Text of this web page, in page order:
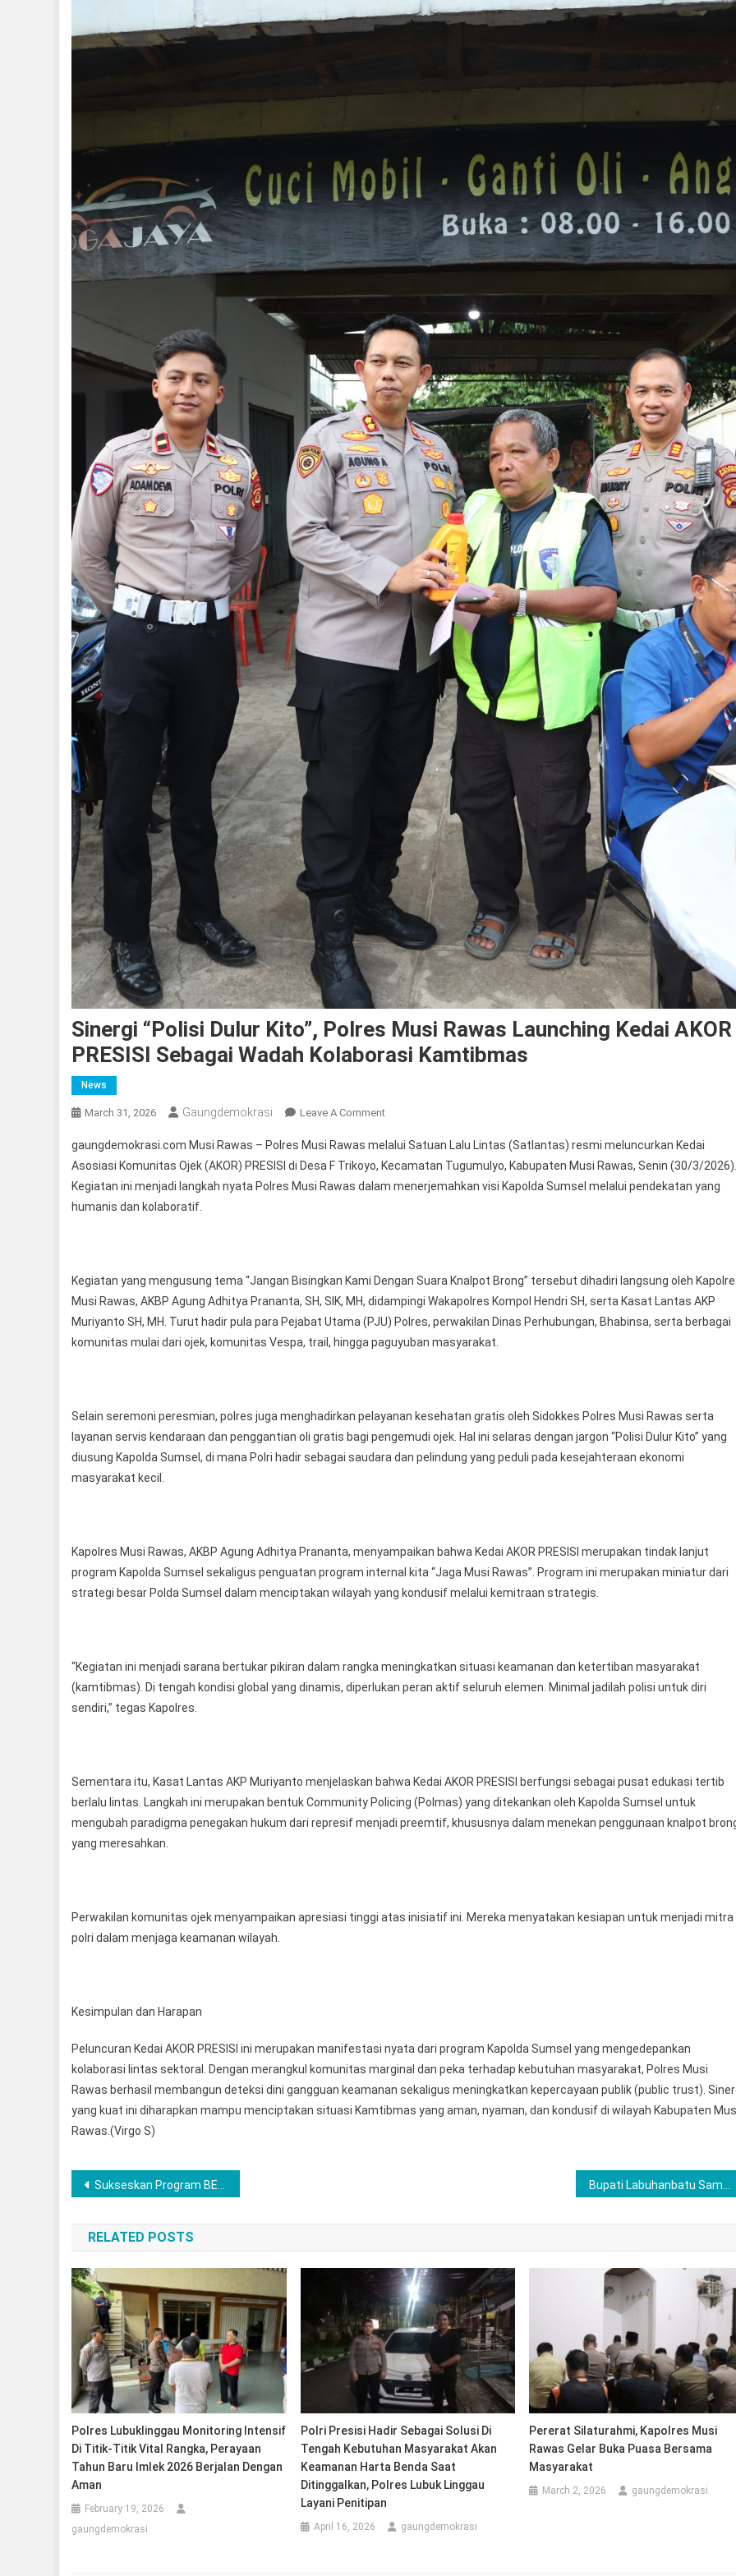
Sinergi “Polisi Dulur Kito”, Polres Musi Rawas Launching Kedai AKOR
PRESISI Sebagai Wadah Kolaborasi Kamtibmas
News
March 31, 2026 Gaungdemokrasi Leave A CommentOn
“Polisi
Dulur
Kito”,
Kedai
AKOR
PRESISI
Sebagai
gaungdemokrasi.com Musi Rawas – Polres Musi Rawas melalui Satuan Lalu Lintas (Satlantas) resmi meluncurkan Kedai
Asosiasi Komunitas Ojek (AKOR) PRESISI di Desa F Trikoyo, Kecamatan Tugumulyo, Kabupaten Musi Rawas, Senin (30/3/2026).
Kegiatan ini menjadi langkah nyata Polres Musi Rawas dalam menerjemahkan visi Kapolda Sumsel melalui pendekatan yang
humanis dan kolaboratif.
Kegiatan yang mengusung tema “Jangan Bisingkan Kami Dengan Suara Knalpot Brong” tersebut dihadiri langsung oleh
Musi Rawas, AKBP Agung Adhitya Prananta, SH, SIK, MH, didampingi Wakapolres Kompol Hendri SH, serta Kasat Lantas AKP
Muriyanto SH, MH. Turut hadir pula para Pejabat Utama (PJU) Polres, perwakilan Dinas Perhubungan, Bhabinsa, serta berbagai
komunitas mulai dari ojek, komunitas Vespa, trail, hingga paguyuban masyarakat.
Selain seremoni peresmian, polres juga menghadirkan pelayanan kesehatan gratis oleh Sidokkes Polres Musi Rawas serta
layanan servis kendaraan dan penggantian oli gratis bagi pengemudi ojek. Hal ini selaras dengan jargon “Polisi Dulur Kito” yang
diusung Kapolda Sumsel, di mana Polri hadir sebagai saudara dan pelindung yang peduli pada kesejahteraan ekonomi
masyarakat kecil.
Kapolres Musi Rawas, AKBP Agung Adhitya Prananta, menyampaikan bahwa Kedai AKOR PRESISI merupakan tindak lanjut
program Kapolda Sumsel sekaligus penguatan program internal kita “Jaga Musi Rawas”. Program ini merupakan miniatur dari
strategi besar Polda Sumsel dalam menciptakan wilayah yang kondusif melalui kemitraan strategis.
“Kegiatan ini menjadi sarana bertukar pikiran dalam rangka meningkatkan situasi keamanan dan ketertiban masyarakat
(kamtibmas). Di tengah kondisi global yang dinamis, diperlukan peran aktif seluruh elemen. Minimal jadilah polisi untuk diri
sendiri,” tegas Kapolres.
Sementara itu, Kasat Lantas AKP Muriyanto menjelaskan bahwa Kedai AKOR PRESISI berfungsi sebagai pusat edukasi tertib
berlalu lintas. Langkah ini merupakan bentuk Community Policing (Polmas) yang ditekankan oleh Kapolda Sumsel untuk
mengubah paradigma penegakan hukum dari represif menjadi preemtif, khususnya dalam menekan penggunaan knalpot
yang meresahkan.
Perwakilan komunitas ojek menyampaikan apresiasi tinggi atas inisiatif ini. Mereka menyatakan kesiapan untuk menjadi mitra
polri dalam menjaga keamanan wilayah.
Kesimpulan dan Harapan
Peluncuran Kedai AKOR PRESISI ini merupakan manifestasi nyata dari program Kapolda Sumsel yang mengedepankan
kolaborasi lintas sektoral. Dengan merangkul komunitas marginal dan peka terhadap kebutuhan masyarakat, Polres Musi
Rawas berhasil membangun deteksi dini gangguan keamanan sekaligus meningkatkan kepercayaan publik (public trust).
yang kuat ini diharapkan mampu menciptakan situasi Kamtibmas yang aman, nyaman, dan kondusif di wilayah Kabupaten
Rawas.(Virgo S)
Post
navigation
Sukseskan Program BELIDA, Polres Musi Rawas Perbaiki Jembatan Sungai Use Desa Pulau Panggung
RELATED POSTS
Polres Lubuklinggau Monitoring Intensif
Di Titik-Titik Vital Rangka, Perayaan
Tahun Baru Imlek 2026 Berjalan Dengan
Aman
February 19, 2026
gaungdemokrasi
Polri Presisi Hadir Sebagai Solusi Di
Tengah Kebutuhan Masyarakat Akan
Keamanan Harta Benda Saat
Ditinggalkan, Polres Lubuk Linggau
Layani Penitipan
April 16, 2026 gaungdemokrasi
Pererat Silaturahmi, Kapolres Musi
Rawas Gelar Buka Puasa Bersama
Masyarakat
March 2, 2026 gaungdemokrasi